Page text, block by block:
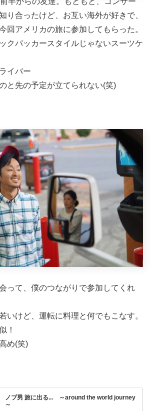
り合ったけど、お互い海外が好きで、
回アメリカの旅に参加してもらった。
クパッカースタイルじゃないスーツケ
イバー
と先の予定が立てられない(笑)
って、僕のつながりで参加してくれ
いけど、運転に料理と何でもこなす。
！
め(笑)
ノブ男 旅に出る... ～around the world journey
～